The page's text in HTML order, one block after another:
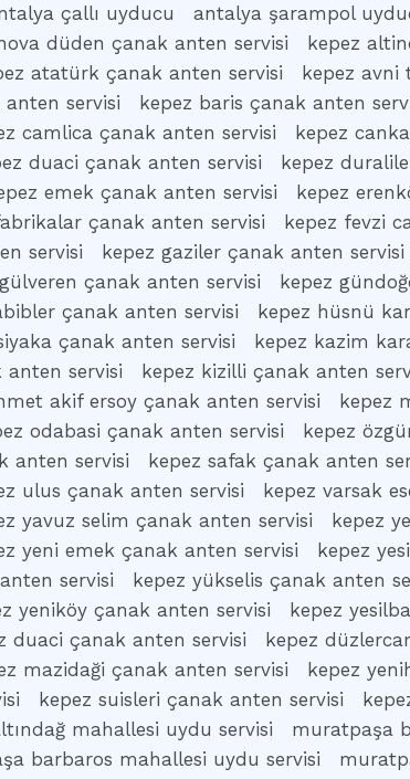
çallı uyducu antalya şarampol
düden çanak anten servisi
kepez
atatürk çanak anten servisi
kepez avni
servisi kepez baris çanak anten
camlica çanak anten servisi
kepez
duaci çanak anten servisi
kepez
emek çanak anten servisi
kepez
çanak anten servisi
kepez fevzi
servisi kepez gaziler çanak anten servisi
çanak anten servisi
kepez
çanak anten servisi
kepez hüsnü
çanak anten servisi
kepez kazim
anten servisi kepez kizilli çanak anten
akif ersoy çanak anten servisi
kepez
odabasi çanak anten servisi
kepez
anten servisi kepez safak çanak anten
ulus çanak anten servisi
kepez varsak
yavuz selim çanak anten servisi
kepez
yeni emek çanak anten servisi
kepez
servisi kepez yükselis çanak anten
yeniköy çanak anten servisi
kepez
duaci çanak anten servisi
kepez
mazidaği çanak anten servisi
kepez
kepez suisleri çanak anten servisi
mahallesi uydu servisi
muratpaşa
barbaros mahallesi uydu servisi